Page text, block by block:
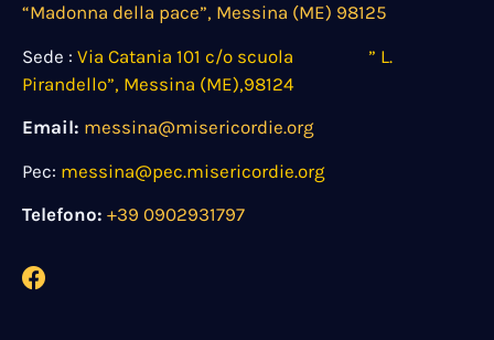
“Madonna della pace”, Messina (ME) 98125
Sede : Via Catania 101 c/o scuola ” L.
Pirandello”, Messina (ME),98124
Email: messina@misericordie.org
Pec: messina@pec.misericordie.org
Telefono: +39 0902931797